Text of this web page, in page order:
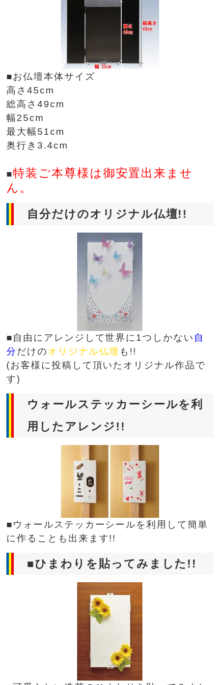
■お仏壇本体サイズ
高さ45cm
総高さ49cm
幅25cm
最大幅51cm
奥行き3.4cm
■特装ご本尊様は御安置出来ませ
ん。
自分だけのオリジナル仏壇!!
■自由にアレンジして世界に1つしかない 自
分だけのオリジナル仏壇 も!!
(お客様に投稿して頂いたオリジナル作品で
す)
ウォールステッカーシールを利
用したアレンジ!!
■ウォールステッカーシールを利用して簡単
に作ることも出来ます!!
■ひまわりを貼ってみました!!